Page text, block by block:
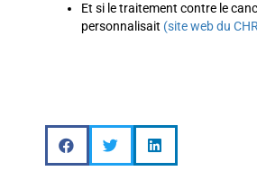
Et si le traitement contre le
personnalisait (site web du